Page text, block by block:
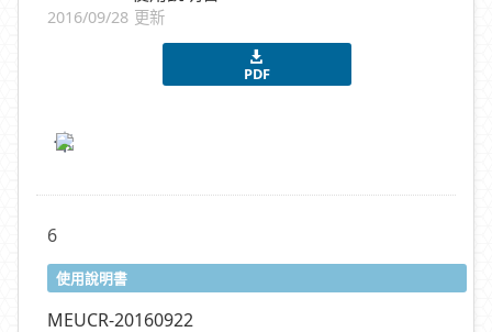
2016/09/28 更新
PDF
6
使用說明書
MEUCR-20160922